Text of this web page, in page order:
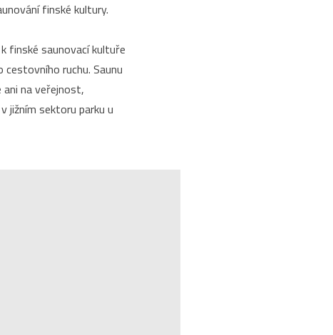
finské kultury.
finské saunovací kultuře
ruchu. Saunu
na veřejnost,
jižním sektoru parku u